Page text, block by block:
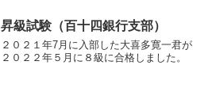
昇級試験（百十四銀行支部）
２０２１年7月に入部した大喜多寛一君が
２０２２年５月に８級に合格しました。